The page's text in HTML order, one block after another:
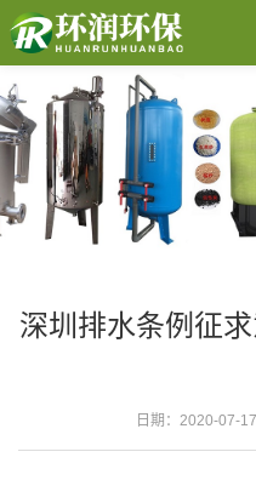
深圳排水条例征
日期：2020-07-